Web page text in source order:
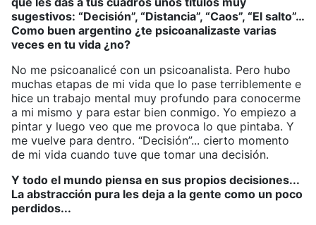
sugestivos: “Decisión”, “Distancia”, “Caos”, “El salto”…
Como buen argentino ¿te psicoanalizaste varias
veces en tu vida ¿no?
No me psicoanalicé con un psicoanalista. Pero hubo
muchas etapas de mi vida que lo pase terriblemente e
hice un trabajo mental muy profundo para conocerme
a mi mismo y para estar bien conmigo. Yo empiezo a
pintar y luego veo que me provoca lo que pintaba. Y
me vuelve para dentro. “Decisión”... cierto momento
de mi vida cuando tuve que tomar una decisión.
Y todo el mundo piensa en sus propios decisiones...
La abstracción pura les deja a la gente como un poco
perdidos...